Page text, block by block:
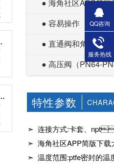
● 海角社区APP简
● 容易操作
● 直通阀和角阀都可
● 高压阀（PN64-
特性参数
➣ 连接方式:卡套、 npt
➣ 海角社区APP简版下载
➣ 温度范围:ptfe密封的温
式有哪些
市场的现状及前景如何
QQ咨询
服务热线